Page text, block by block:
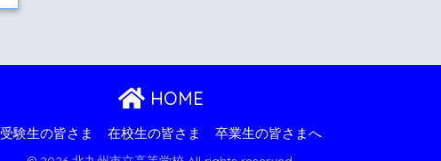
HOME
受験生の皆さま 在校生の皆さま 卒業生の皆さまへ